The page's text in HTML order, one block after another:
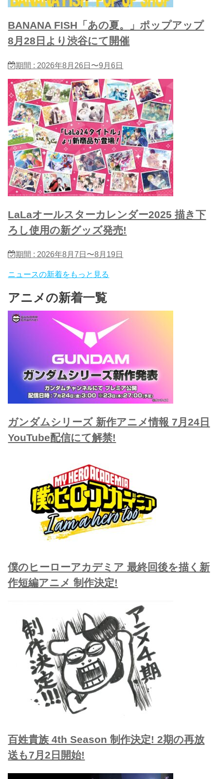
BANANA FISH「あの夏。」ポップアップ
8月28日より渋谷にて開催
期間 : 2026年8月26日〜9月6日
LaLaオールスターカレンダー2025 描き下
ろし使用の新グッズ発売!
期間 : 2026年8月7日〜8月19日
ニュースの新着をもっと見る
アニメの新着一覧
ガンダムシリーズ 新作アニメ情報 7月24日
YouTube配信にて解禁!
僕のヒーローアカデミア 最終回後を描く新
作短編アニメ 制作決定!
百姓貴族 4th Season 制作決定! 2期の再放
送も7月2日開始!